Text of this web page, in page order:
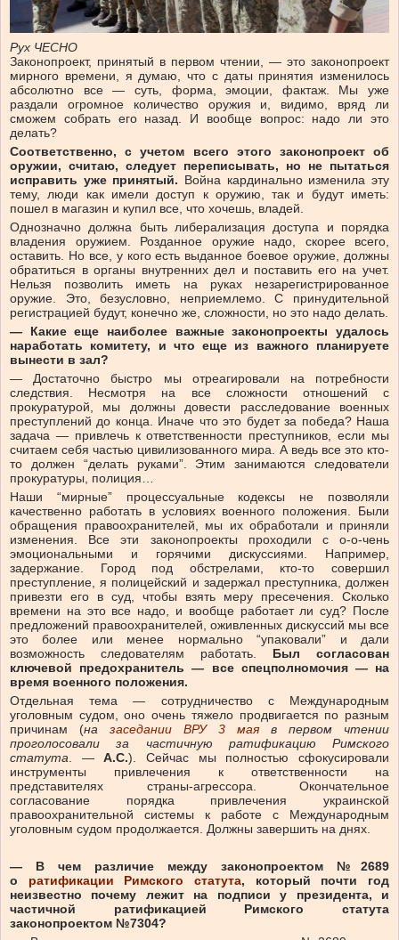
Рух ЧЕСНО
Законопроект, принятый в первом чтении, — это законопроект
мирного времени, я думаю, что с даты принятия изменилось
абсолютно все — суть, форма, эмоции, фактаж. Мы уже
раздали огромное количество оружия и, видимо, вряд ли
сможем собрать его назад. И вообще вопрос: надо ли это
делать?
Соответственно, с учетом всего этого законопроект об
оружии, считаю, следует переписывать, но не пытаться
исправить уже принятый. Война кардинально изменила эту
тему, люди как имели доступ к оружию, так и будут иметь:
пошел в магазин и купил все, что хочешь, владей.
Однозначно должна быть либерализация доступа и порядка
владения оружием. Розданное оружие надо, скорее всего,
оставить. Но все, у кого есть выданное боевое оружие, должны
обратиться в органы внутренних дел и поставить его на учет.
Нельзя позволить иметь на руках незарегистрированное
оружие. Это, безусловно, неприемлемо. С принудительной
регистрацией будут, конечно же, сложности, но это надо делать.
— Какие еще наиболее важные законопроекты удалось
наработать комитету, и что еще из важного планируете
вынести в зал?
— Достаточно быстро мы отреагировали на потребности
следствия. Несмотря на все сложности отношений с
прокуратурой, мы должны довести расследование военных
преступлений до конца. Иначе что это будет за победа? Наша
задача — привлечь к ответственности преступников, если мы
считаем себя частью цивилизованного мира. А ведь все это кто-
то должен “делать руками”. Этим занимаются следователи
прокуратуры, полиция…
Наши “мирные” процессуальные кодексы не позволяли
качественно работать в условиях военного положения. Были
обращения правоохранителей, мы их обработали и приняли
изменения. Все эти законопроекты проходили с о-о-чень
эмоциональными и горячими дискуссиями. Например,
задержание. Город под обстрелами, кто-то совершил
преступление, я полицейский и задержал преступника, должен
привезти его в суд, чтобы взять меру пресечения. Сколько
времени на это все надо, и вообще работает ли суд? После
предложений правоохранителей, оживленных дискуссий мы все
это более или менее нормально “упаковали” и дали
возможность следователям работать. Был согласован
ключевой предохранитель — все спецполномочия — на
время военного положения.
Отдельная тема — сотрудничество с Международным
уголовным судом, оно очень тяжело продвигается по разным
причинам (на заседании ВРУ 3 мая в первом чтении
проголосовали за частичную ратификацию Римского
статута. —А.С.). Сейчас мы полностью сфокусировали
инструменты привлечения к ответственности на
представителях страны-агрессора. Окончательное
согласование порядка привлечения украинской
правоохранительной системы к работе с Международным
уголовным судом продолжается. Должны завершить на днях.
— В чем различие между законопроектом №2689
о ратификации Римского статута, который почти год
неизвестно почему лежит на подписи у президента, и
частичной ратификацией Римского статута
законопроектом №7304?